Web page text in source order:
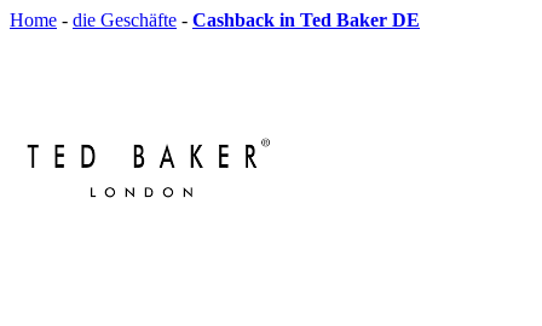
Home - die Geschäfte - Cashback in Ted Baker DE